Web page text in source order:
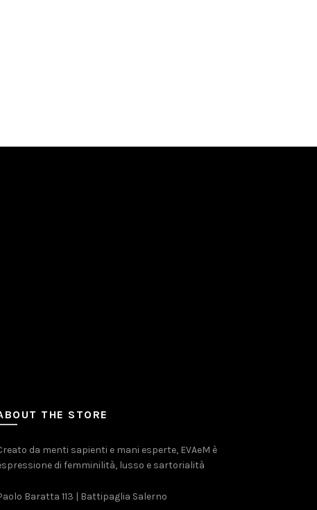
THE STORE
da menti sapienti e mani esperte, EVAeM è
di femminilità, lusso e sartorialità
Baratta 113 | Battipaglia Salerno